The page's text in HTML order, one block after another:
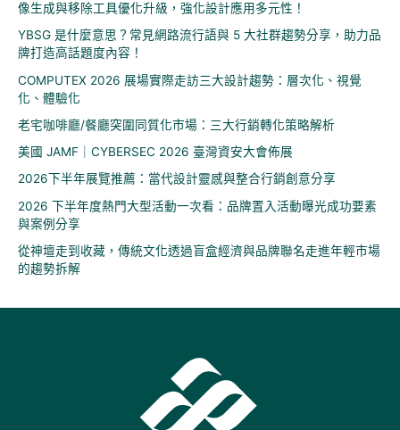
像生成與移除工具優化升級，強化設計應用多元性！
YBSG 是什麼意思？常見網路流行語與 5 大社群趨勢分享，助力品
牌打造高話題度內容！
COMPUTEX 2026 展場實際走訪三大設計趨勢：層次化、視覺
化、體驗化
老宅咖啡廳/餐廳突圍同質化市場：三大行銷轉化策略解析
美國 JAMF｜CYBERSEC 2026 臺灣資安大會佈展
2026下半年展覽推薦：當代設計靈感與整合行銷創意分享
2026 下半年度熱門大型活動一次看：品牌置入活動曝光成功要素
與案例分享
從神壇走到收藏，傳統文化透過盲盒經濟與品牌聯名走進年輕市場
的趨勢拆解